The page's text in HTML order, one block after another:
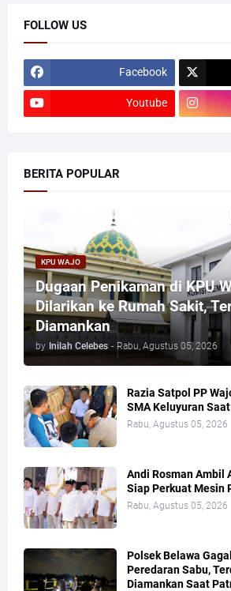
FOLLOW US
Facebook
Youtube
BERITA POPULAR
KPU WAJO
Dugaan Penikaman di KPU
Dilarikan ke Rumah Sakit,
Diamankan
by Inilah Celebes - Rabu, Agustus 05, 2026
Razia Satpol PP
SMA Keluyuran
Rabu, Agustus 05, 2026
Andi Rosman Ambil
Siap Perkuat Mesin
Rabu, Agustus 05, 2026
Polsek Belawa
Peredaran Sabu,
Diamankan Saat